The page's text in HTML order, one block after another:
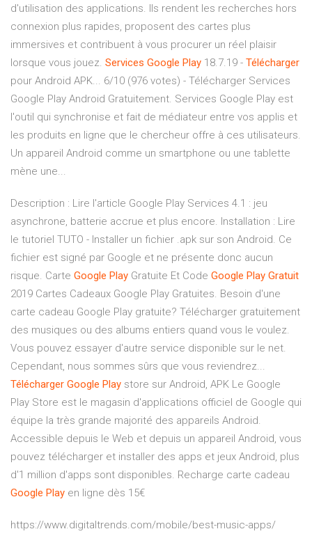
d'utilisation des applications. Ils rendent les recherches hors
connexion plus rapides, proposent des cartes plus
immersives et contribuent à vous procurer un réel plaisir
lorsque vous jouez. Services Google Play 18.7.19 - Télécharger
pour Android APK... 6/10 (976 votes) - Télécharger Services
Google Play Android Gratuitement. Services Google Play est
l'outil qui synchronise et fait de médiateur entre vos applis et
les produits en ligne que le chercheur offre à ces utilisateurs.
Un appareil Android comme un smartphone ou une tablette
mène une...
Description : Lire l'article Google Play Services 4.1 : jeu
asynchrone, batterie accrue et plus encore. Installation : Lire
le tutoriel TUTO - Installer un fichier .apk sur son Android. Ce
fichier est signé par Google et ne présente donc aucun
risque. Carte Google Play Gratuite Et Code Google Play Gratuit
2019 Cartes Cadeaux Google Play Gratuites. Besoin d'une
carte cadeau Google Play gratuite? Télécharger gratuitement
des musiques ou des albums entiers quand vous le voulez.
Vous pouvez essayer d'autre service disponible sur le net.
Cependant, nous sommes sûrs que vous reviendrez...
Télécharger Google Play store sur Android, APK Le Google
Play Store est le magasin d'applications officiel de Google qui
équipe la très grande majorité des appareils Android.
Accessible depuis le Web et depuis un appareil Android, vous
pouvez télécharger et installer des apps et jeux Android, plus
d'1 million d'apps sont disponibles. Recharge carte cadeau
Google Play en ligne dès 15€
https://www.digitaltrends.com/mobile/best-music-apps/